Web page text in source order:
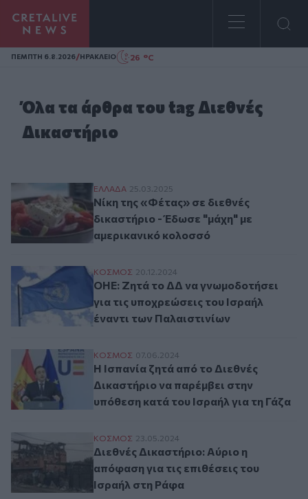
Homepage
ΠΕΜΠΤΗ 6.8.2026/ΗΡΑΚΛΕΙΟ 26 °C
Όλα τα άρθρα του tag Διεθνές
Δικαστήριο
Νίκη της «Φέτας» σε διεθνές
ΕΛΛAΔΑ 25.03.2025
Νίκη της «Φέτας» σε διεθνές
δικαστήριο - Έδωσε "μάχη" με
αμερικανικό κολοσσό
ΟΗΕ: Ζητά το ΔΔ να γνωμοδοτήσει για
ΚΟΣΜΟΣ 20.12.2024
ΟΗΕ: Ζητά το ΔΔ να γνωμοδοτήσει
για τις υποχρεώσεις του Ισραήλ
έναντι των Παλαιστινίων
Η Ισπανία ζητά από το Διεθνές
ΚΟΣΜΟΣ 07.06.2024
Η Ισπανία ζητά από το Διεθνές
Δικαστήριο να παρέμβει στην
υπόθεση κατά του Ισραήλ για τη Γάζα
Διεθνές Δικαστήριο: Αύριο η απόφαση
ΚΟΣΜΟΣ 23.05.2024
Διεθνές Δικαστήριο: Αύριο η
απόφαση για τις επιθέσεις του
Ισραήλ στη Ράφα